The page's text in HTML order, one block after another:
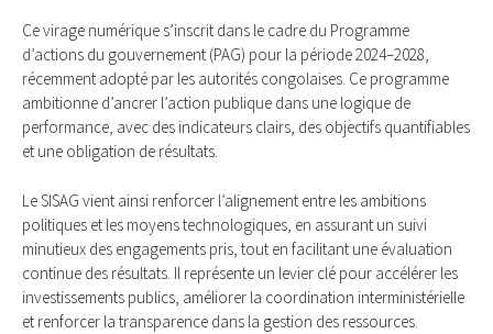
Ce virage numérique s’inscrit dans le cadre du Programme
d’actions du gouvernement (PAG) pour la période 2024–2028,
récemment adopté par les autorités congolaises. Ce programme
ambitionne d’ancrer l’action publique dans une logique de
performance, avec des indicateurs clairs, des objectifs quantifiables
et une obligation de résultats.
Le SISAG vient ainsi renforcer l’alignement entre les ambitions
politiques et les moyens technologiques, en assurant un suivi
minutieux des engagements pris, tout en facilitant une évaluation
continue des résultats. Il représente un levier clé pour accélérer les
investissements publics, améliorer la coordination interministérielle
et renforcer la transparence dans la gestion des ressources.